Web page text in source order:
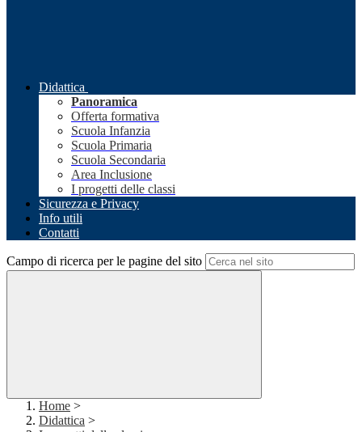
Didattica
Panoramica
Offerta formativa
Scuola Infanzia
Scuola Primaria
Scuola Secondaria
Area Inclusione
I progetti delle classi
Sicurezza e Privacy
Info utili
Contatti
Campo di ricerca per le pagine del sito
Home >
Didattica >